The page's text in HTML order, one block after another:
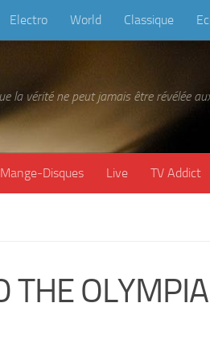
Electro World Classique
la vérité ne peut jamais être révélée
Mange-Disques Live TV Addict
THE OLYMPIA